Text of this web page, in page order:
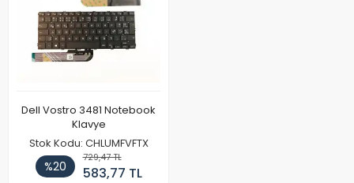
Dell Vostro 3481 Notebook
Klavye
Stok Kodu: CHLUMFVFTX
%20
729,47 TL
583,77 TL